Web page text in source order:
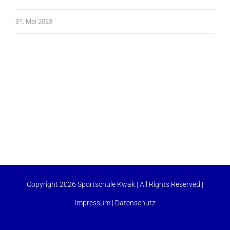
31. Mai 2023
Copyright 2026 Sportschule Kwak | All Rights Reserved |
Impressum | Datenschutz